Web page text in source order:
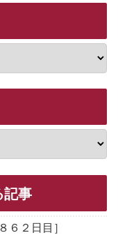
記事
６２日目］